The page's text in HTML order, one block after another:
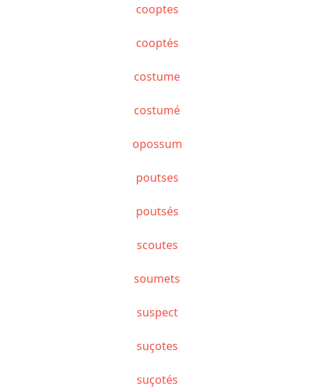
cooptes
cooptés
costume
costumé
opossum
poutses
poutsés
scoutes
soumets
suspect
suçotes
suçotés